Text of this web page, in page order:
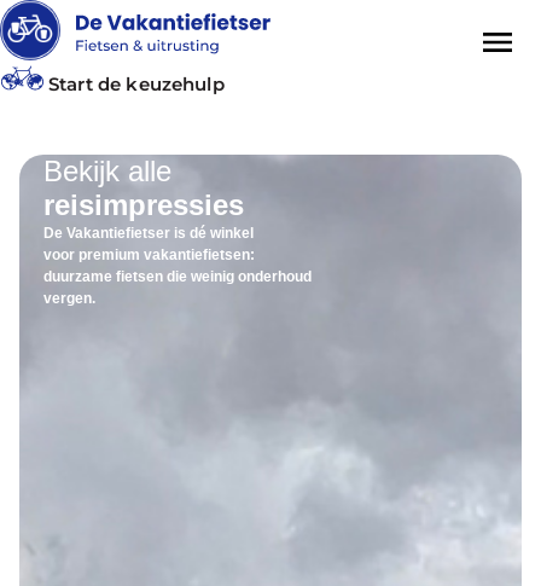
Start de keuzehulp
Bekijk alle
reisimpressies
De Vakantiefietser is dé winkel
voor premium vakantiefietsen:
duurzame fietsen die weinig onderhoud
vergen.